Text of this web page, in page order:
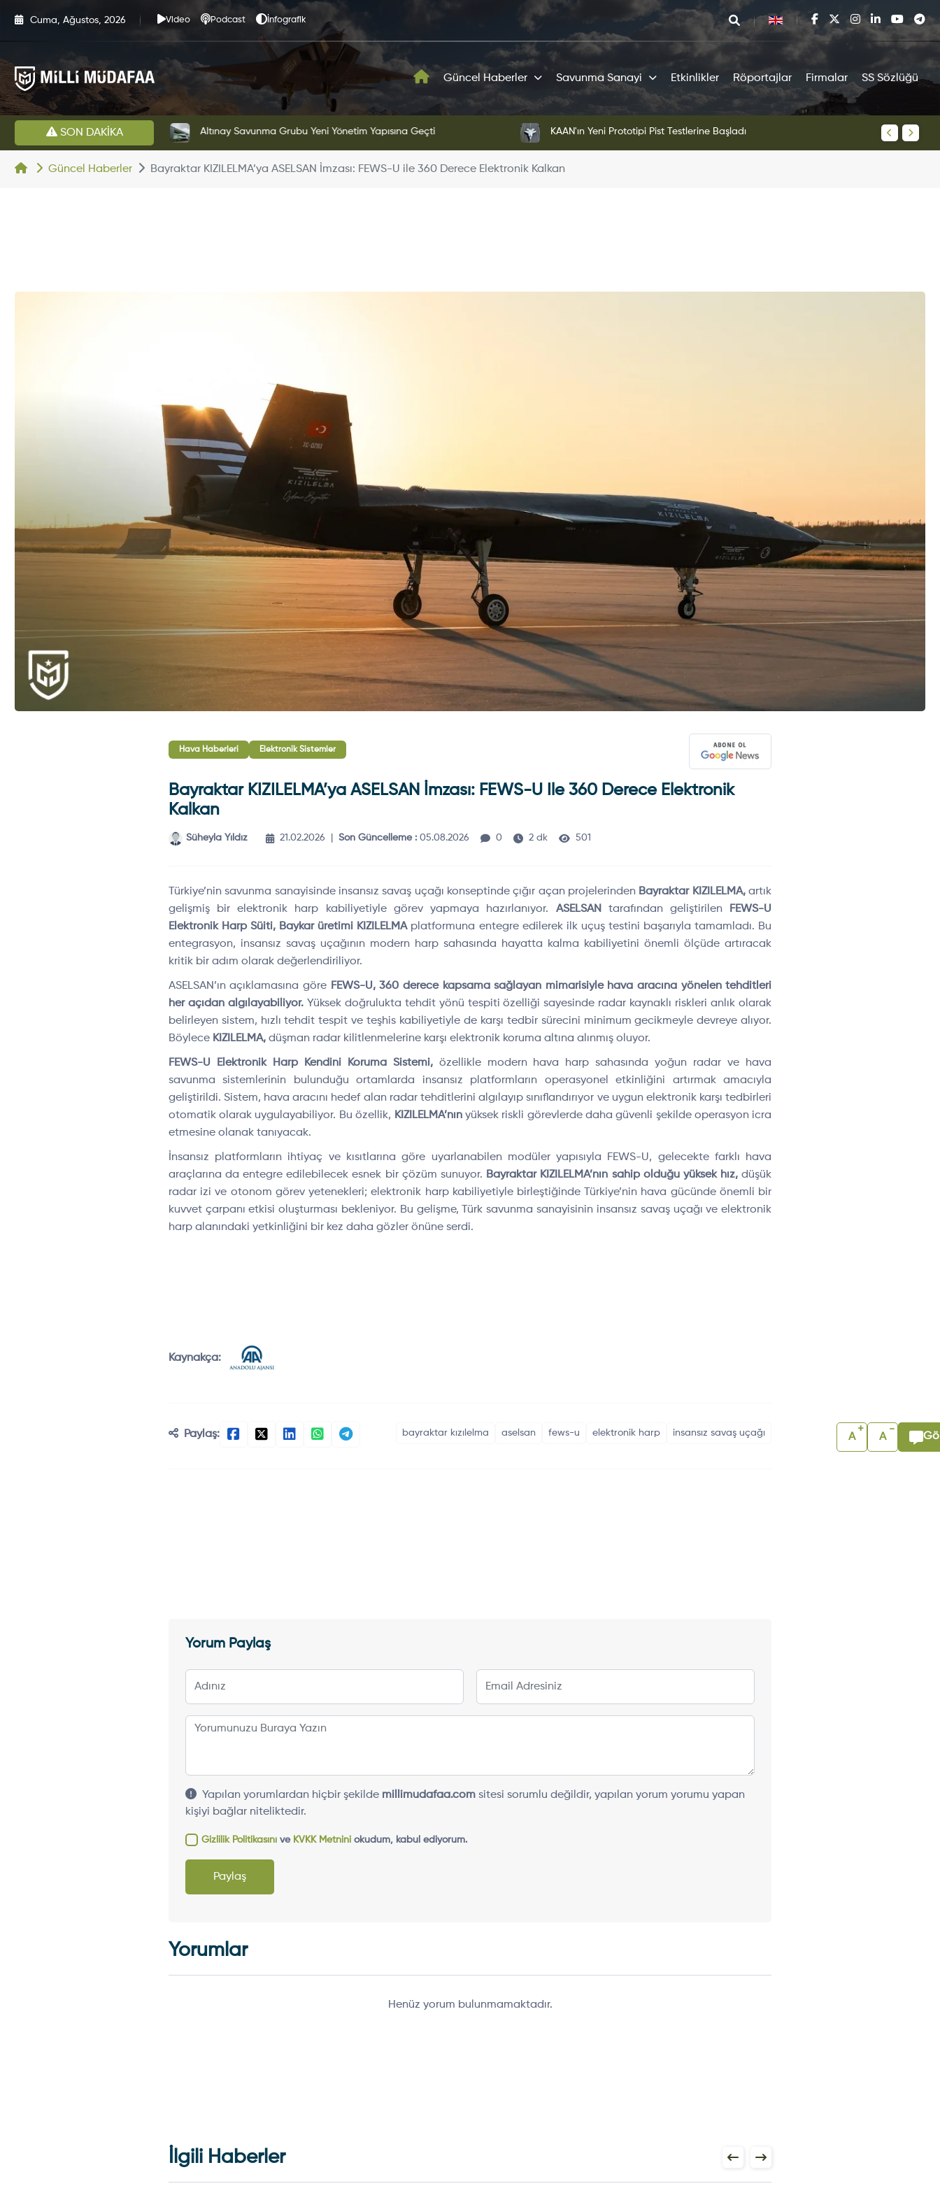
Cuma, Ağustos, 2026 Video Podcast İnfografik
Güncel Haberler Savunma Sanayi Etkinlikler Röportajlar Firmalar SS Sözlüğü
SON DAKİKA Altınay Savunma Grubu Yeni Yönetim Yapısına Geçti KAAN'ın Yeni Prototipi Pist Testlerine Başladı KAAN
Güncel Haberler Bayraktar KIZILELMA’ya ASELSAN İmzası: FEWS-U ile 360 Derece Elektronik Kalkan
Hava Haberleri Elektronik Sistemler
Bayraktar KIZILELMA’ya ASELSAN İmzası: FEWS-U Ile 360 Derece Elektronik
Kalkan
Süheyla Yıldız 21.02.2026 Son Güncelleme : 05.08.2026 0 2 dk 501
Türkiye’nin savunma sanayisinde insansız savaş uçağı konseptinde çığır açan projelerinden Bayraktar KIZILELMA,artık
gelişmiş bir elektronik harp kabiliyetiyle görev yapmaya hazırlanıyor. ASELSANtarafından geliştirilen FEWS-U
Elektronik Harp Süiti, Baykar üretimi KIZILELMA platformuna entegre edilerek ilk uçuş testini başarıyla tamamladı. Bu
entegrasyon, insansız savaş uçağının modern harp sahasında hayatta kalma kabiliyetini önemli ölçüde artıracak
kritik bir adım olarak değerlendiriliyor.
ASELSAN’ın açıklamasına göre FEWS-U, 360 derece kapsama sağlayan mimarisiyle hava aracına yönelen tehditleri
her açıdan algılayabiliyor. Yüksek doğrulukta tehdit yönü tespiti özelliği sayesinde radar kaynaklı riskleri anlık olarak
belirleyen sistem, hızlı tehdit tespit ve teşhis kabiliyetiyle de karşı tedbir sürecini minimum gecikmeyle devreye alıyor.
Böylece KIZILELMA, düşman radar kilitlenmelerine karşı elektronik koruma altına alınmış oluyor.
FEWS-U Elektronik Harp Kendini Koruma Sistemi, özellikle modern hava harp sahasında yoğun radar ve hava
savunma sistemlerinin bulunduğu ortamlarda insansız platformların operasyonel etkinliğini artırmak amacıyla
geliştirildi. Sistem, hava aracını hedef alan radar tehditlerini algılayıp sınıflandırıyor ve uygun elektronik karşı tedbirleri
otomatik olarak uygulayabiliyor. Bu özellik, KIZILELMA’nınyüksek riskli görevlerde daha güvenli şekilde operasyon icra
etmesine olanak tanıyacak.
İnsansız platformların ihtiyaç ve kısıtlarına göre uyarlanabilen modüler yapısıyla FEWS-U, gelecekte farklı hava
araçlarına da entegre edilebilecek esnek bir çözüm sunuyor. Bayraktar KIZILELMA’nın sahip olduğu yüksek hız, düşük
radar izi ve otonom görev yetenekleri; elektronik harp kabiliyetiyle birleştiğinde Türkiye’nin hava gücünde önemli bir
kuvvet çarpanı etkisi oluşturması bekleniyor. Bu gelişme, Türk savunma sanayisinin insansız savaş uçağı ve elektronik
harp alanındaki yetkinliğini bir kez daha gözler önüne serdi.
Kaynakça:
Paylaş: bayraktar kızılelma aselsan fews-u elektronik harp insansız savaş uçağı
Yorum Paylaş
Yapılan yorumlardan hiçbir şekilde millimudafaa.comsitesi sorumlu değildir, yapılan yorum yorumu yapan
kişiyi bağlar niteliktedir.
Gizlilik Politikasınıve KVKK Metniniokudum, kabul ediyorum.
Paylaş
Yorumlar
Henüz yorum bulunmamaktadır.
İlgili Haberler
A
+
A
-